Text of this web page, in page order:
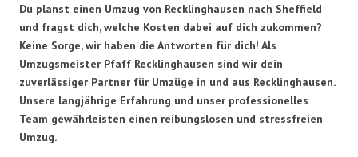
Du planst einen Umzug von Recklinghausen nach Sheffield
und fragst dich, welche Kosten dabei auf dich zukommen?
Keine Sorge, wir haben die Antworten für dich! Als
Umzugsmeister Pfaff Recklinghausen sind wir dein
zuverlässiger Partner für Umzüge in und aus Recklinghausen.
Unsere langjährige Erfahrung und unser professionelles
Team gewährleisten einen reibungslosen und stressfreien
Umzug.